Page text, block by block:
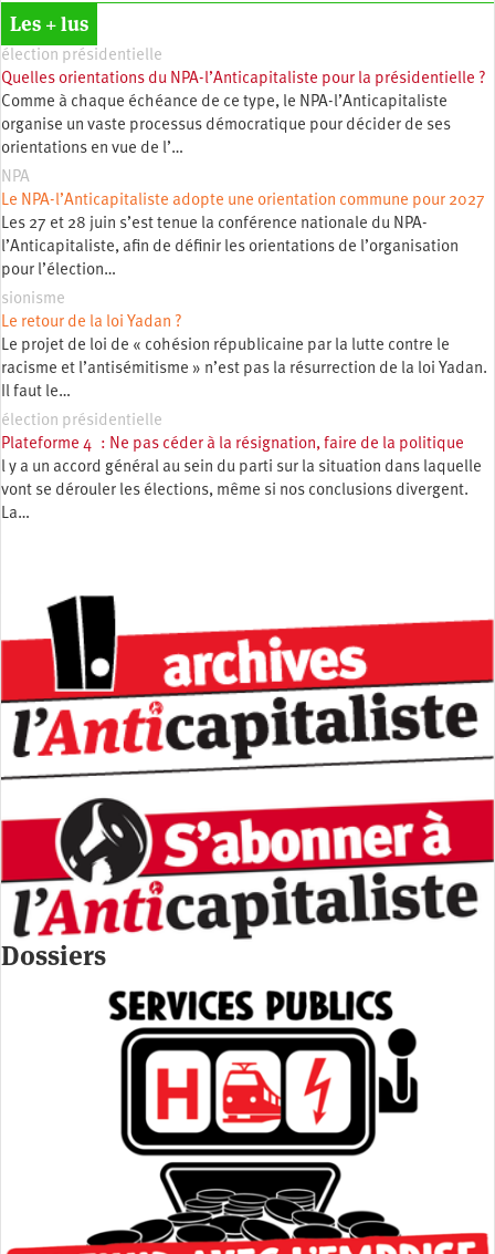
Les + lus
élection présidentielle
Quelles orientations du NPA-l’Anticapitaliste pour la présidentielle ?
Comme à chaque échéance de ce type, le NPA-l’Anticapitaliste
organise un vaste processus démocratique pour décider de ses
orientations en vue de l’…
NPA
Le NPA-l’Anticapitaliste adopte une orientation commune pour 2027
Les 27 et 28 juin s’est tenue la conférence nationale du NPA-
l’Anticapitaliste, afin de définir les orientations de l’organisation
pour l’élection…
sionisme
Le retour de la loi Yadan ?
Le projet de loi de « cohésion républicaine par la lutte contre le
racisme et l’antisémitisme » n’est pas la résurrection de la loi Yadan.
Il faut le…
élection présidentielle
Plateforme 4 : Ne pas céder à la résignation, faire de la politique
l y a un accord général au sein du parti sur la situation dans laquelle
vont se dérouler les élections, même si nos conclusions divergent.
La…
Dossiers